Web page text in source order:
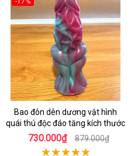
Bao đôn dên dương vật hình
quái thú độc đáo tăng kích thước
730.000₫ 879.000₫